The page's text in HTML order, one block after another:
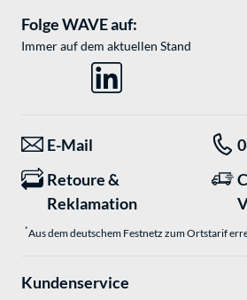
Folge WAVE auf:
Immer auf dem aktuellen Stand
E-Mail
Retoure &
Reklamation
*Aus dem deutschem Festnetz zum Ortstarif
Kundenservice